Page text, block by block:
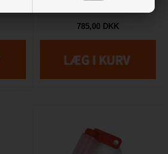
785,00 DKK